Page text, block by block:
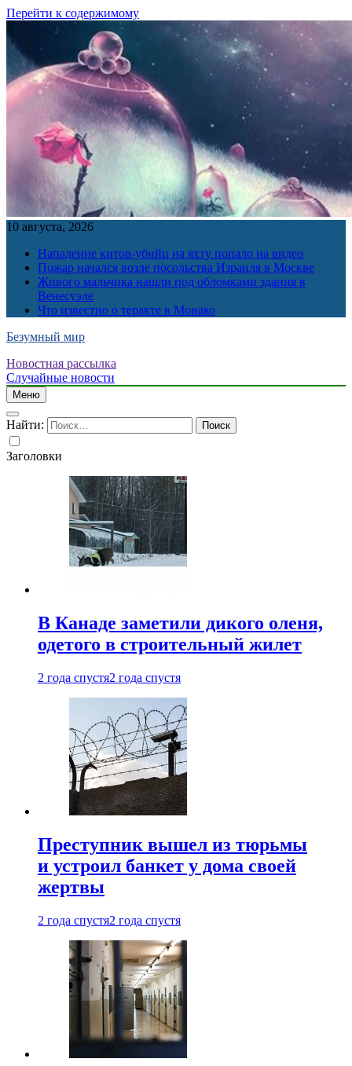
Перейти к содержимому
10 августа, 2026
Нападение китов-убийц на яхту попало на видео
Пожар начался возле посольства Израиля в Москве
Живого мальчика нашли под обломками здания в
Венесуэле
Что известно о теракте в Монако
Безумный мир
Новостная рассылка
Случайные новости
Меню
Найти:
Заголовки
В Канаде заметили дикого оленя,
одетого в строительный жилет
2 года спустя2 года спустя
Преступник вышел из тюрьмы
и устроил банкет у дома своей
жертвы
2 года спустя2 года спустя